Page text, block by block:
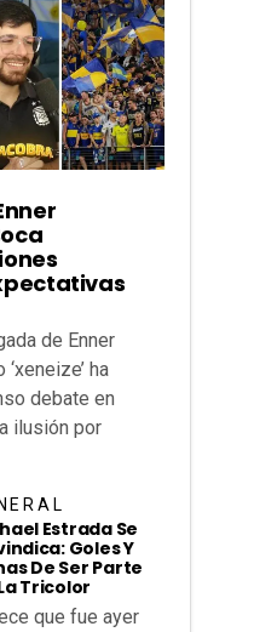
de Enner
ha
debate en
ilusión por
Estrada Se
Goles Y
De Ser Parte
Tricolor
que fue ayer